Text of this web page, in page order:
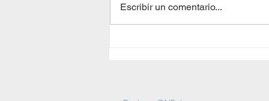
Escribir un comentario...